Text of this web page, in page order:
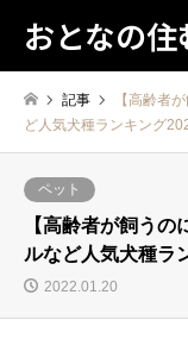
おとなの住
記事
【高齢者
ど人気犬種ランキング
ペット
【高齢者が飼う
ルなど人気犬種ラ
2022.01.20